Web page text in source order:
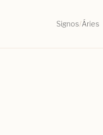
Signos/Áries